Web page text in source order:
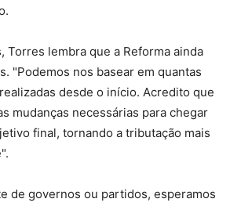
Torres lembra que a Reforma ainda
"Podemos nos basear em quantas
desde o início. Acredito que
mudanças necessárias para chegar
final, tornando a tributação mais
de governos ou partidos, esperamos